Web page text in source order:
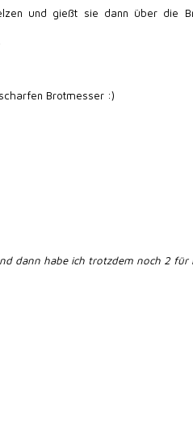
und gießt sie dann über die
Brotmesser :)
dann habe ich trotzdem noch 2 für